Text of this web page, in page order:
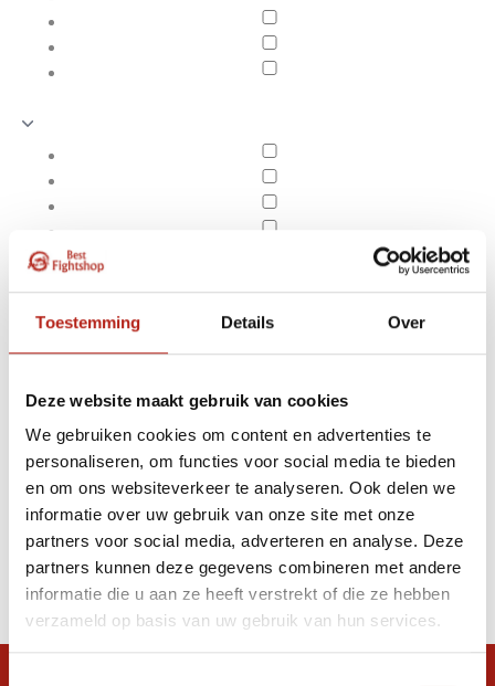
Toestemming Details Over
Deze website maakt gebruik van cookies
We gebruiken cookies om content en advertenties te
personaliseren, om functies voor social media te bieden
en om ons websiteverkeer te analyseren. Ook delen we
informatie over uw gebruik van onze site met onze
partners voor social media, adverteren en analyse. Deze
partners kunnen deze gegevens combineren met andere
informatie die u aan ze heeft verstrekt of die ze hebben
verzameld op basis van uw gebruik van hun services.
Apply filters TaekwonDo Schoenen
Producten
Filter